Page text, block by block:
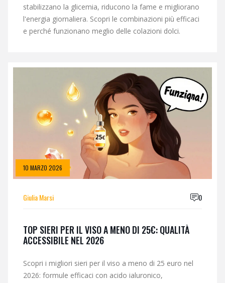
stabilizzano la glicemia, riducono la fame e migliorano
l'energia giornaliera. Scopri le combinazioni più efficaci
e perché funzionano meglio delle colazioni dolci.
10 MARZO 2026
Giulia Marsi 0
TOP SIERI PER IL VISO A MENO DI 25€: QUALITÀ
ACCESSIBILE NEL 2026
Scopri i migliori sieri per il viso a meno di 25 euro nel
2026: formule efficaci con acido ialuronico,